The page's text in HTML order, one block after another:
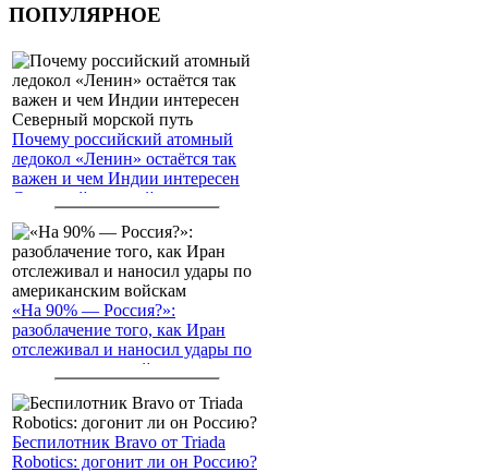
ПОПУЛЯРНОЕ
Почему российский атомный
ледокол «Ленин» остаётся так
важен и чем Индии интересен
Северный морской путь
«На 90% — Россия?»:
разоблачение того, как Иран
отслеживал и наносил удары по
американским войскам
Беспилотник Bravo от Triada
Robotics: догонит ли он Россию?